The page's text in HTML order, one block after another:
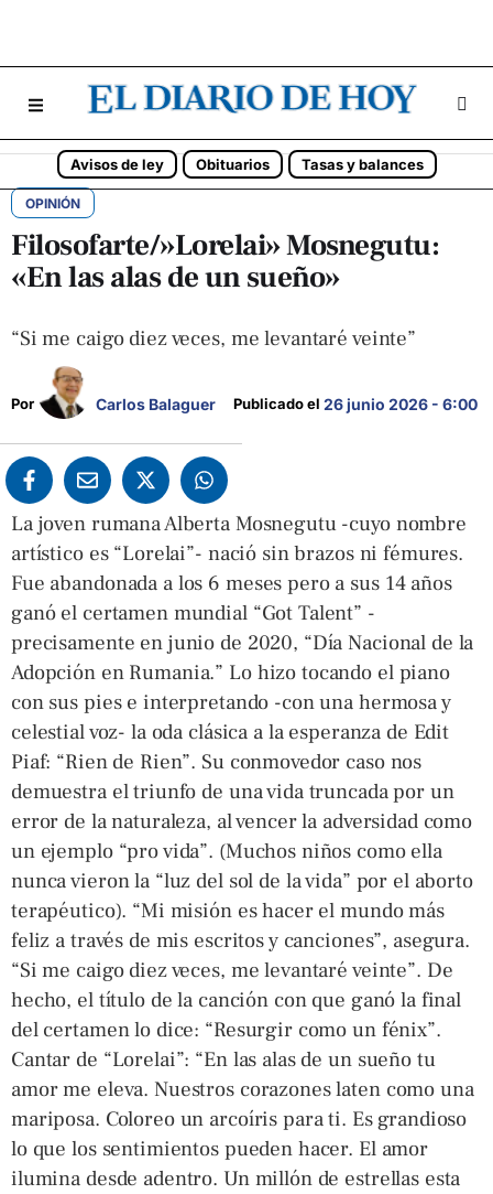
Avisos de ley Obituarios Tasas y balances
OPINIÓN
Filosofarte/»Lorelai» Mosnegutu:
«En las alas de un sueño»
“Si me caigo diez veces, me levantaré veinte”
Por Carlos Balaguer Publicado el 26 junio 2026 - 6:00
La joven rumana Alberta Mosnegutu -cuyo nombre
artístico es “Lorelai”- nació sin brazos ni fémures.
Fue abandonada a los 6 meses pero a sus 14 años
ganó el certamen mundial “Got Talent” -
precisamente en junio de 2020, “Día Nacional de la
Adopción en Rumania.” Lo hizo tocando el piano
con sus pies e interpretando -con una hermosa y
celestial voz- la oda clásica a la esperanza de Edit
Piaf: “Rien de Rien”. Su conmovedor caso nos
demuestra el triunfo de una vida truncada por un
error de la naturaleza, al vencer la adversidad como
un ejemplo “pro vida”. (Muchos niños como ella
nunca vieron la “luz del sol de la vida” por el aborto
terapéutico). “Mi misión es hacer el mundo más
feliz a través de mis escritos y canciones”, asegura.
“Si me caigo diez veces, me levantaré veinte”. De
hecho, el título de la canción con que ganó la final
del certamen lo dice: “Resurgir como un fénix”.
Cantar de “Lorelai”: “En las alas de un sueño tu
amor me eleva. Nuestros corazones laten como una
mariposa. Coloreo un arcoíris para ti. Es grandioso
lo que los sentimientos pueden hacer. El amor
ilumina desde adentro. Un millón de estrellas esta